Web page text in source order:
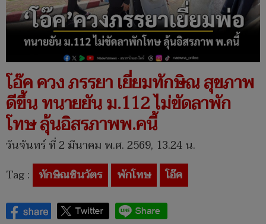
โอ๊ค ควง ภรรยา เยี่ยมทักษิณ สุขภาพ
ดีขึ้น ทนายยัน ม.112 ไม่ขัดลาพัก
โทษ ลุ้นอิสรภาพพ.คนี้
วันจันทร์ ที่ 2 มีนาคม พ.ศ. 2569, 13.24 น.
Tag : ทักษิณชินวัตร พักโทษ โอ๊ค